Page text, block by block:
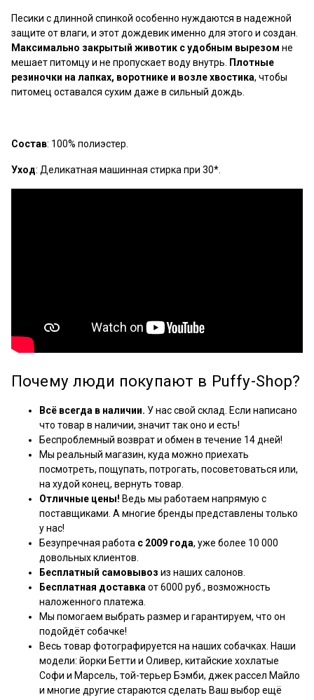
Песики с длинной спинкой особенно нуждаются в надежной
защите от влаги, и этот дождевик именно для этого и создан.
Максимально закрытый животик с удобным вырезом не
мешает питомцу и не пропускает воду внутрь.
Плотные
резиночки на лапках, воротнике и возле хвостика, чтобы
питомец оставался сухим даже в сильный дождь.
Состав: 100% полиэстер.
Уход: Деликатная машинная стирка при 30*.
Почему люди покупают в Puffy-Shop?
Всё всегда в наличии. У нас свой склад. Если написано
что товар в наличии, значит так оно и есть!
Беспроблемный возврат и обмен в течение 14 дней!
Мы реальный магазин, куда можно приехать
посмотреть, пощупать, потрогать, посоветоваться или,
на худой конец, вернуть товар.
Отличные цены! Ведь мы работаем напрямую с
поставщиками. А многие бренды представлены только
у нас!
Безупречная работа с 2009 года, уже более 10 000
довольных клиентов.
Бесплатный самовывоз из наших салонов.
Бесплатная доставка от 6000 руб., возможность
наложенного платежа.
Мы помогаем выбрать размер и гарантируем, что он
подойдёт собачке!
Весь товар фотографируется на наших собачках. Наши
модели: йорки Бетти и Оливер, китайские хохлатые
Софи и Марсель, той-терьер Бэмби, джек рассел Майло
и многие другие стараются сделать Ваш выбор ещё